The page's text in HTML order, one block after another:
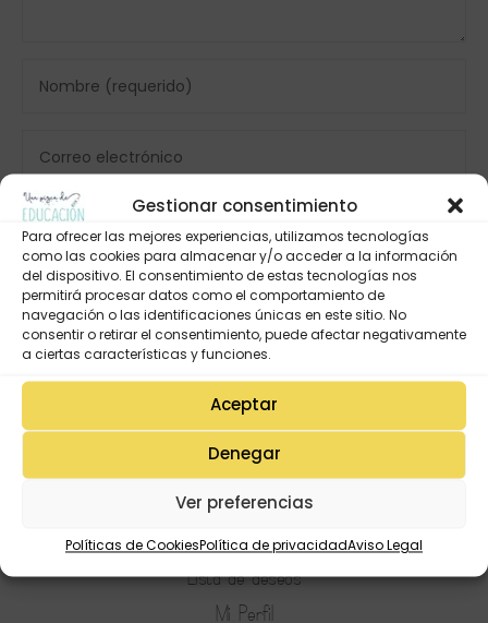
Gestionar consentimiento
Para ofrecer las mejores experiencias, utilizamos tecnologías
como las cookies para almacenar y/o acceder a la información
del dispositivo. El consentimiento de estas tecnologías nos
permitirá procesar datos como el comportamiento de
navegación o las identificaciones únicas en este sitio. No
consentir o retirar el consentimiento, puede afectar negativamente
a ciertas características y funciones.
Aceptar
Denegar
Ver preferencias
Políticas de CookiesPolítica de privacidadAviso Legal
Mi Cuenta
Lista de deseos
Mi Perfil